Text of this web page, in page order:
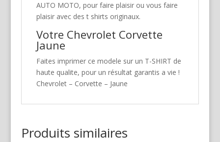
AUTO MOTO, pour faire plaisir ou vous faire
plaisir avec des t shirts originaux.
Votre Chevrolet Corvette
Jaune
Faites imprimer ce modele sur un T-SHIRT de
haute qualite, pour un résultat garantis a vie !
Chevrolet – Corvette – Jaune
Produits similaires